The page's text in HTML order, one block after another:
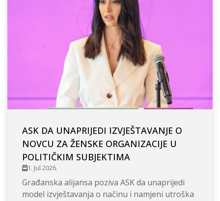
ASK DA UNAPRIJEDI IZVJEŠTAVANJE O
NOVCU ZA ŽENSKE ORGANIZACIJE U
POLITIČKIM SUBJEKTIMA
1. Jul 2026.
Građanska alijansa poziva ASK da unaprijedi
model izvještavanja o načinu i namjeni utroška